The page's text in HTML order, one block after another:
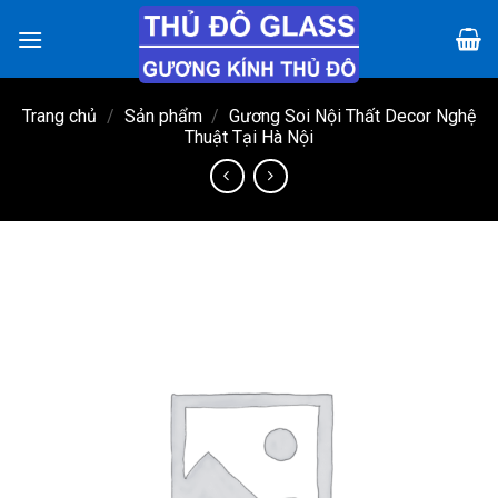
đến
Trang chủ / Sản phẩm / Gương Soi Nội Thất Decor Nghệ
Thuật Tại Hà Nội